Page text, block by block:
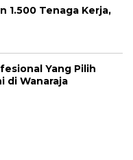
1.500 Tenaga Kerja,
Yang Pilih
di Wanaraja